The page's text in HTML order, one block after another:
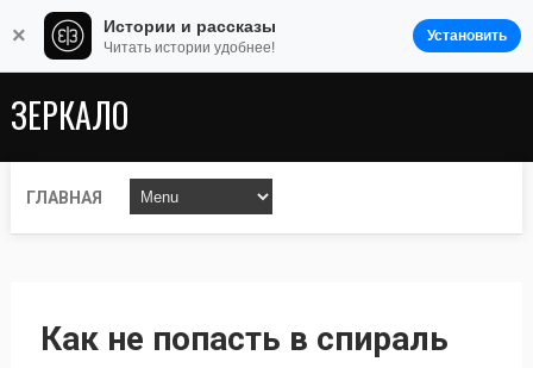
ЗЕРКАЛО
ГЛАВНАЯ
Как не попасть в спираль
× Истории и рассказы
Читать истории удобнее!
Установить